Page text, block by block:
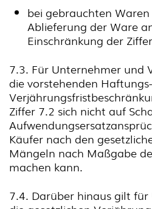
bei gebrauchten
Ablieferung der Ware
Einschränkung der
7.3. Für Unternehmer und
die vorstehenden
Ziffer 7.2 sich nicht auf
Käufer nach den
Mängeln nach Maßgabe
machen kann.
7.4. Darüber hinaus gilt